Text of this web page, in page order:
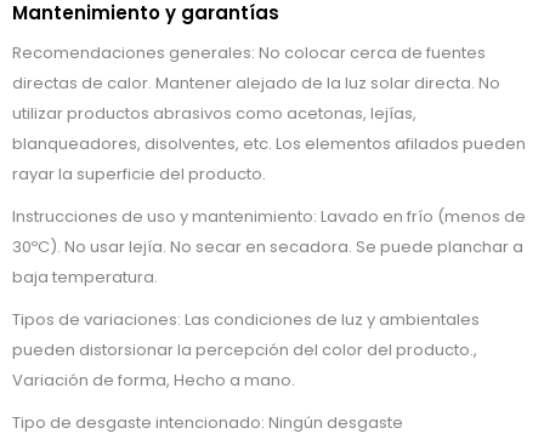
Mantenimiento y garantías
Recomendaciones generales: No colocar cerca de fuentes
directas de calor. Mantener alejado de la luz solar directa. No
utilizar productos abrasivos como acetonas, lejías,
blanqueadores, disolventes, etc. Los elementos afilados pueden
rayar la superficie del producto.
Instrucciones de uso y mantenimiento: Lavado en frío (menos de
30ºC). No usar lejía. No secar en secadora. Se puede planchar a
baja temperatura.
Tipos de variaciones: Las condiciones de luz y ambientales
pueden distorsionar la percepción del color del producto.,
Variación de forma, Hecho a mano.
Tipo de desgaste intencionado: Ningún desgaste